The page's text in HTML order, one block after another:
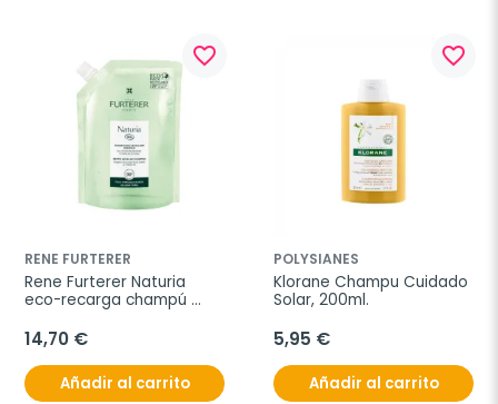
favorite_border
RENE FURTERER
Rene Furterer Naturia
eco-recarga champú
14,70 €
Añadir al carrito
favorite_border
POLYSIANES
Klorane Champu Cuidado
Solar, 200ml.
5,95 €
Añadir al carrito